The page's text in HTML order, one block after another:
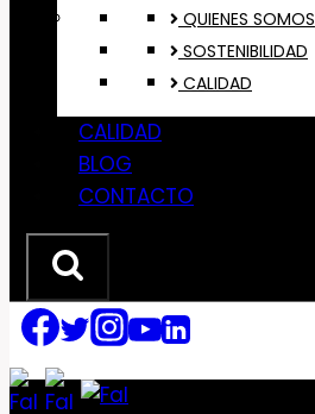
QUIENES SOMOS
SOSTENIBILIDAD
CALIDAD
CALIDAD
BLOG
CONTACTO